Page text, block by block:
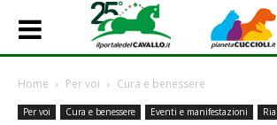
Home Per voi Cura e benessere
Per voi Cura e benessere Eventi e manifestazioni